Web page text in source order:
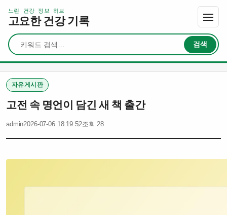
느린 건강 정보 허브
고요한 건강 기록
검색
검색
자유게시판
고전 속 명언이 담긴 새 책 출간
admin2026-07-06 18:19:52조회 28